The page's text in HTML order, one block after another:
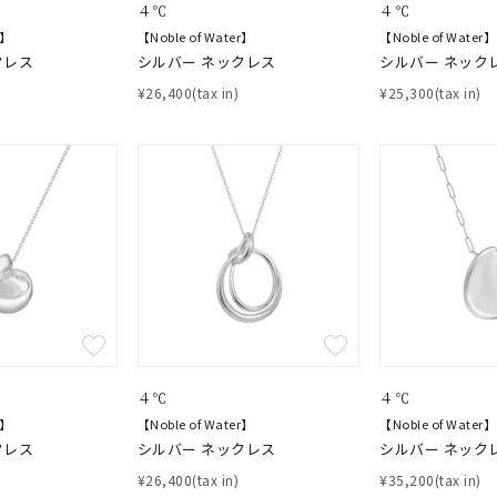
ス
４℃
【Noble of Water】
シルバー ネックレス
¥26,400(tax in)
４℃
【Noble of Water】
シルバー ネック
¥25,300(tax in)
ス
４℃
【Noble of Water】
シルバー ネックレス
¥26,400(tax in)
４℃
【Noble of Water】
シルバー ネック
¥35,200(tax in)